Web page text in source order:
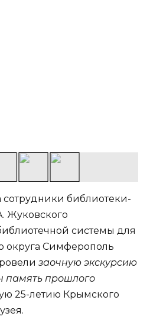
сотрудники библиотеки-
Жуковского
системы для
округа Симферополь
заочную экскурсию
память прошлого
25-летию Крымского